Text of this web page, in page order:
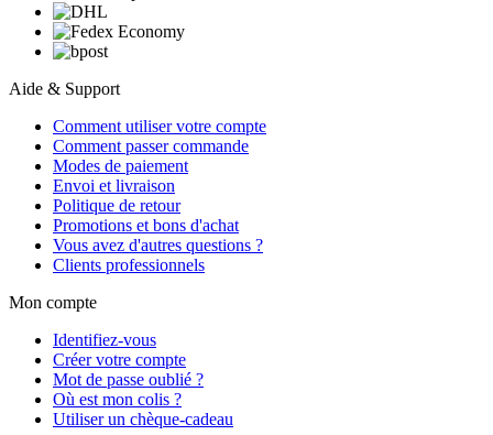
Aide & Support
Comment utiliser votre compte
Comment passer commande
Modes de paiement
Envoi et livraison
Politique de retour
Promotions et bons d'achat
Vous avez d'autres questions ?
Clients professionnels
Mon compte
Identifiez-vous
Créer votre compte
Mot de passe oublié ?
Où est mon colis ?
Utiliser un chèque-cadeau